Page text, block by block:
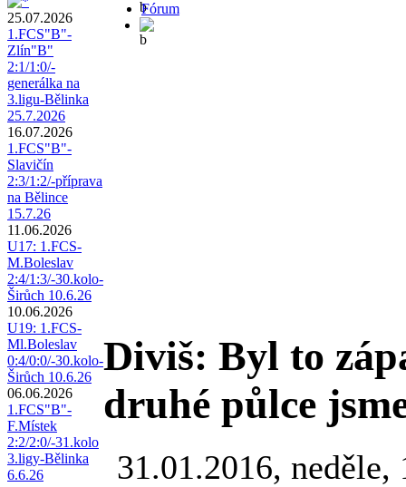
25.07.2026
1.FCS"B"-
Zlín"B"
2:1/1:0/-
generálka na
3.ligu-Bělinka
25.7.2026
16.07.2026
1.FCS"B"-
Slavičín
2:3/1:2/-příprava
na Bělince
15.7.26
11.06.2026
U17: 1.FCS-
M.Boleslav
2:4/1:3/-30.kolo-
Širůch 10.6.26
10.06.2026
U19: 1.FCS-
Ml.Boleslav
0:4/0:0/-30.kolo-
Širůch 10.6.26
06.06.2026
1.FCS"B"-
F.Místek
2:2/2:0/-31.kolo
3.ligy-Bělinka
6.6.26
Fórum
Diviš: Byl to
druhé půlce
31.01.2016, neděle,